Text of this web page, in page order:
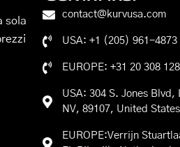
sola
contact@kurvusa.com
USA: +1 (205) 961-4873
EUROPE: +31 20 308
USA: 304 S. Jones Blvd,
NV, 89107, United States
EUROPE:Verrijn